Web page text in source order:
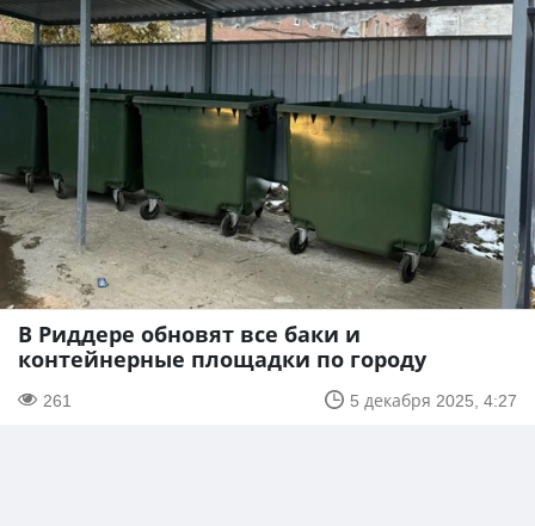
В Риддере обновят все баки и
контейнерные площадки по городу
261 5 декабря 2025, 4:27